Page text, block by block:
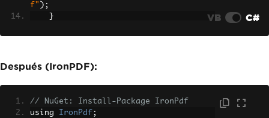
f" );
}
VB C#
Después (IronPDF):
// NuGet: Install-Package IronPdf
using IronPdf ;